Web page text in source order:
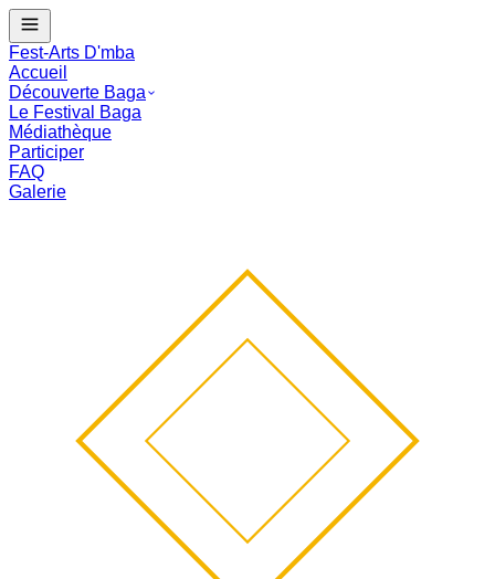
J - --
Le Festival Baga commence dans :
Fest-Arts D'mba
Accueil
Découverte Baga
Le Festival Baga
Médiathèque
Participer
FAQ
Galerie